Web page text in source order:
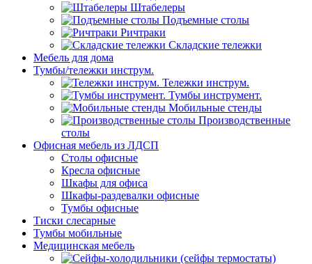
Штабелеры
Подъемные столы
Ричтраки
Складские тележки
Мебель для дома
Тумбы/тележки инструм.
Тележки инструм.
Тумбы инструмент.
Мобильные стенды
Производственные
столы
Офисная мебель из ЛДСП
Столы офисные
Кресла офисные
Шкафы для офиса
Шкафы-раздевалки офисные
Тумбы офисные
Тиски слесарные
Тумбы мобильные
Медицинская мебель